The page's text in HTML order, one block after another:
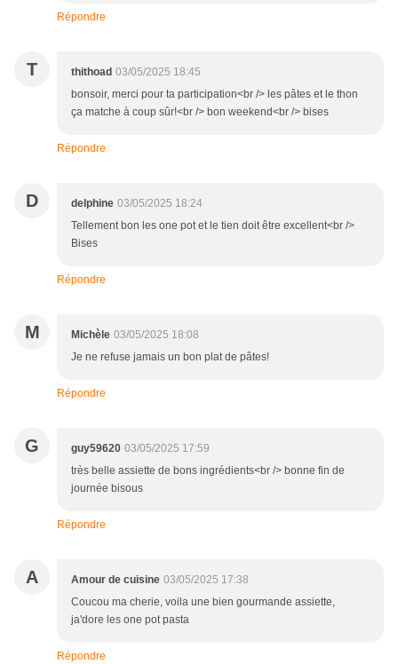
Répondre
T thithoad 03/05/2025 18:45
bonsoir, merci pour ta participation<br /> les pâtes et le thon
ça matche à coup sûr!<br /> bon weekend<br /> bises
Répondre
D delphine 03/05/2025 18:24
Tellement bon les one pot et le tien doit être excellent<br />
Bises
Répondre
M Michèle 03/05/2025 18:08
Je ne refuse jamais un bon plat de pâtes!
Répondre
G guy59620 03/05/2025 17:59
très belle assiette de bons ingrédients<br /> bonne fin de
journée bisous
Répondre
A Amour de cuisine 03/05/2025 17:38
Coucou ma cherie, voila une bien gourmande assiette,
ja'dore les one pot pasta
Répondre